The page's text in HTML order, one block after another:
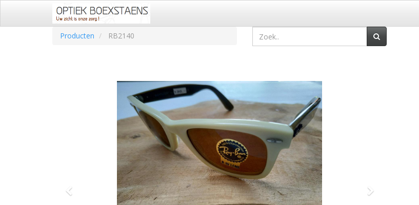
Producten RB2140
Volgende